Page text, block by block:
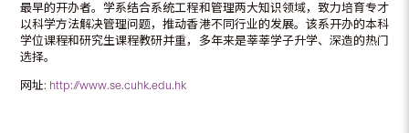
最早的开办者。学系结合系统工程和管理两大知识领域，致力培育专才
以科学方法解决管理问题，推动香港不同行业的发展。该系开办的本科
学位课程和研究生课程教研并重，多年来是莘莘学子升学、深造的热门
选择。
网址: http://www.se.cuhk.edu.hk